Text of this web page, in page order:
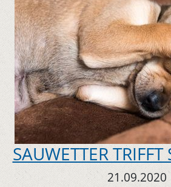
SAUWETTER TRIFFT
21.09.2020